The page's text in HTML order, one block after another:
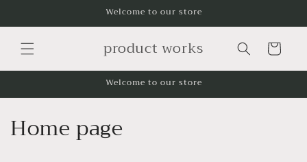
進む
Welcome to our store
product works
カ
ー
Welcome to our store
コ
Home page